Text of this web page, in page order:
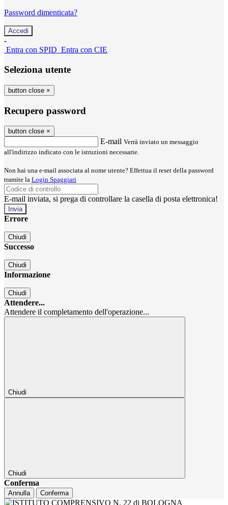
Password dimenticata?
-
Entra con SPID Entra con CIE
Seleziona utente
button close ×
Recupero password
button close ×
E-mail Verrà inviato un messaggio
all'indirizzo indicato con le istruzioni necessarie.
Non hai una e-mail associata al nome utente? Effettua il reset della password
tramite la Login Spaggiari
E-mail inviata, si prega di controllare la casella di posta elettronica!
Errore
Chiudi
Successo
Chiudi
Informazione
Chiudi
Attendere...
Attendere il completamento dell'operazione...
Chiudi
Chiudi
Conferma
Annulla Conferma